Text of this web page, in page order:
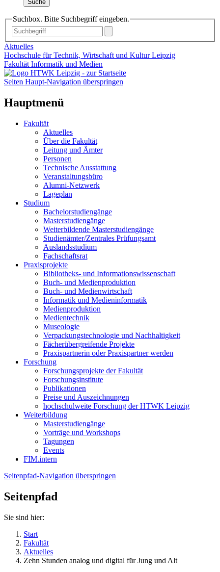
Suche
Suchbox. Bitte Suchbegriff eingeben.
Aktuelles
Hochschule für Technik, Wirtschaft und Kultur Leipzig
Fakultät Informatik und Medien
Seiten Haupt-Navigation überspringen
Hauptmenü
Fakultät
Aktuelles
Über die Fakultät
Leitung und Ämter
Personen
Technische Ausstattung
Veranstaltungsbüro
Alumni-Netzwerk
Lageplan
Studium
Bachelorstudiengänge
Masterstudiengänge
Weiterbildende Masterstudiengänge
Studienämter/Zentrales Prüfungsamt
Auslandsstudium
Fachschaftsrat
Praxisprojekte
Bibliotheks- und Informationswissenschaft
Buch- und Medienproduktion
Buch- und Medienwirtschaft
Informatik und Medieninformatik
Medienproduktion
Medientechnik
Museologie
Verpackungstechnologie und Nachhaltigkeit
Fächerübergreifende Projekte
Praxispartnerin oder Praxispartner werden
Forschung
Forschungsprojekte der Fakultät
Forschungsinstitute
Publikationen
Preise und Auszeichnungen
hochschulweite Forschung der HTWK Leipzig
Weiterbildung
Masterstudiengänge
Vorträge und Workshops
Tagungen
Events
FIM.intern
Seitenpfad-Navigation überspringen
Seitenpfad
Sie sind hier:
Start
Fakultät
Aktuelles
Zehn Stunden analog und digital für Jung und Alt